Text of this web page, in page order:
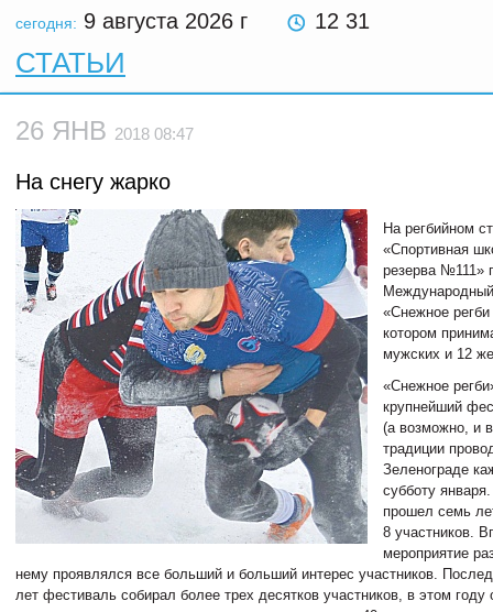
сегодня: 9 августа 2026 г 12 31
СТАТЬИ
26 ЯНВ 2018 08:47
На снегу жарко
На регбийном
«Спортивная
резерва №111»
«Снежное
котором
мужских и 12
«Снежное
крупнейший
(а возможно, и
традиции
Зеленограде
субботу
прошел семь
8 участников.
мероприятие
нему проявлялся все больший и больший интерес участников.
лет фестиваль собирал более трех десятков участников, в этом году